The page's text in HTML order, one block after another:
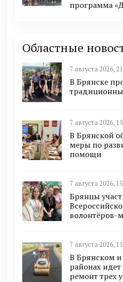
программа
Областные
7 августа 2026,
В Брянске
7 августа 2026,
В Брянской
меры по
помощи
7 августа 2026,
Брянцы
волонтёров-
7 августа 2026,
В Брянском
районах
ремонт трех